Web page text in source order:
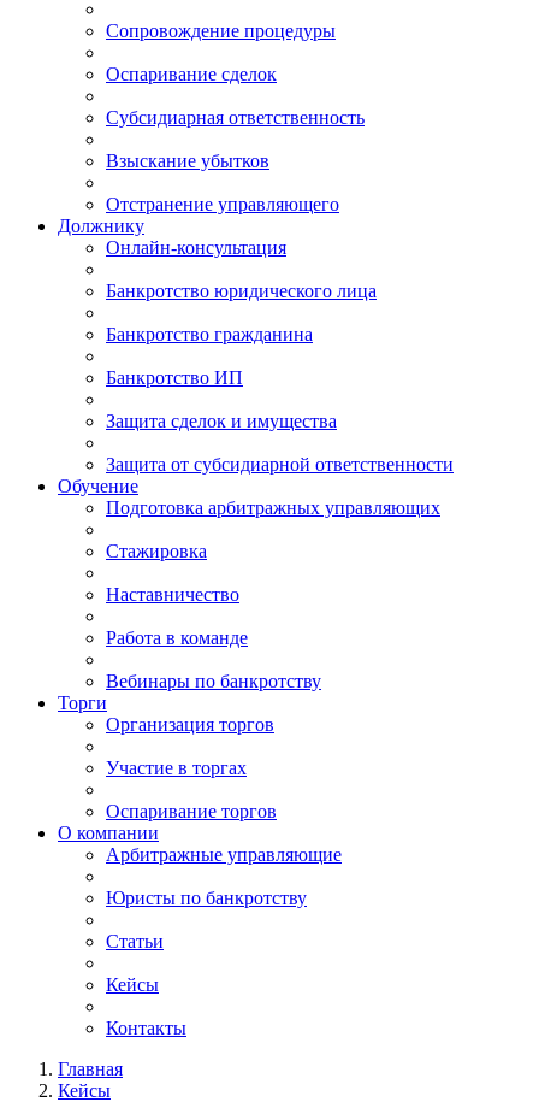
Сопровождение процедуры
Оспаривание сделок
Субсидиарная ответственность
Взыскание убытков
Отстранение управляющего
Должнику
Онлайн-консультация
Банкротство юридического лица
Банкротство гражданина
Банкротство ИП
Защита сделок и имущества
Защита от субсидиарной ответственности
Обучение
Подготовка арбитражных управляющих
Стажировка
Наставничество
Работа в команде
Вебинары по банкротству
Торги
Организация торгов
Участие в торгах
Оспаривание торгов
О компании
Арбитражные управляющие
Юристы по банкротству
Статьи
Кейсы
Контакты
Главная
Кейсы